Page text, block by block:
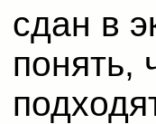
сдан в
понять,